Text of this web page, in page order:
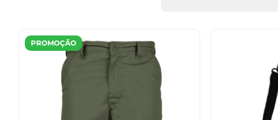
PROMOÇÃO